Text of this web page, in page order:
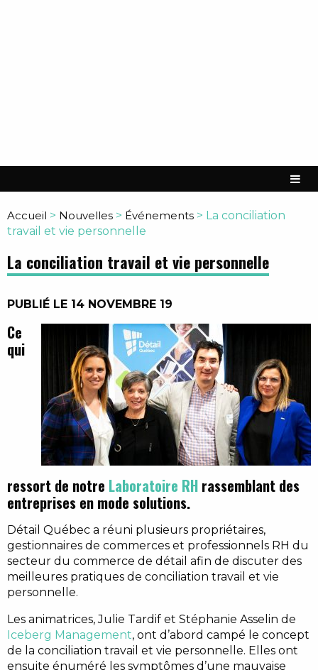
Accueil > Nouvelles > Événements > La conciliation
travail et vie personnelle
La conciliation travail et vie personnelle
PUBLIÉ LE 14 NOVEMBRE 19
Ce
qui
ressort de notre Laboratoire RH rassemblant des
entreprises en mode solutions.
Détail Québec a réuni plusieurs propriétaires,
gestionnaires de commerces et professionnels RH du
secteur du commerce de détail afin de discuter des
meilleures pratiques de conciliation travail et vie
personnelle.
Les animatrices, Julie Tardif et Stéphanie Asselin de
Iceberg Management, ont d’abord campé le concept
de la conciliation travail et vie personnelle. Elles ont
ensuite énuméré les symptômes d’une mauvaise